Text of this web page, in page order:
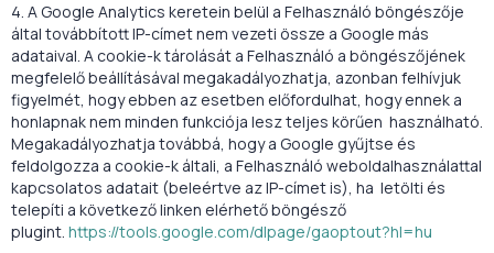
4. A Google Analytics keretein belül a Felhasználó böngészője
által továbbított IP-címet nem vezeti össze a Google más
adataival. A cookie-k tárolását a Felhasználó a böngészőjének
megfelelő beállításával megakadályozhatja, azonban felhívjuk
figyelmét, hogy ebben az esetben előfordulhat, hogy ennek a
honlapnak nem minden funkciója lesz teljes körűen használható.
Megakadályozhatja továbbá, hogy a Google gyűjtse és
feldolgozza a cookie-k általi, a Felhasználó weboldalhasználattal
kapcsolatos adatait (beleértve az IP-címet is), ha letölti és
telepíti a következő linken elérhető böngésző
plugint. https://tools.google.com/dlpage/gaoptout?hl=hu